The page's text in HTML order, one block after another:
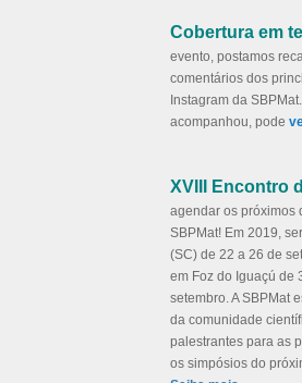
Cobertura em
evento, postamos
comentários dos
Instagram da
acompanhou, pode
XVIII Encontro
agendar os próximos
SBPMat! Em 2019,
(SC) de 22 a 26 de
em Foz do Iguaçú de
setembro. A SBPMat
da comunidade
palestrantes para as
os simpósios do